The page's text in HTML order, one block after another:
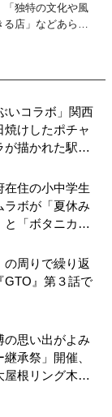
いコラボ」関西
けしたポチャ
が描かれた駅弁
在住の小中学生
ラボが「夏休み
「ボタニカル
の周りで繰り返
GTO』第３話で
の思い出がよみ
承祭」開催、
屋根リング木材
「独特の文化や風
店」などあらゆ
ちゃちゃを入れ
したトークバラ